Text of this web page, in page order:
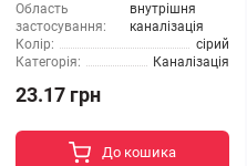
Область
застосування:
внутрішня
каналізація
Колір:
сірий
Категорія:
Каналізація
23.17 грн
До кошика